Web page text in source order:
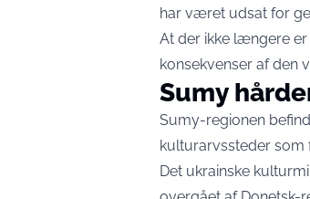
har været udsat for
At der ikke længere
konsekvenser af den
Sumy
Sumy-regionen
kulturarvssteder som
Det ukrainske